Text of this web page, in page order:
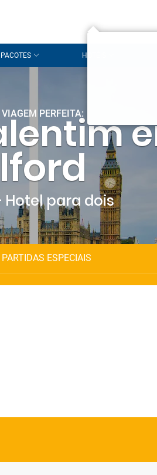
PACOTES HOTÉIS
PERFEITA:
Hotel para dois
PARTIDAS ESPECIAIS